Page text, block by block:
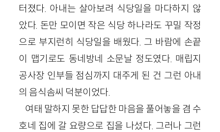
터졌다. 아내는 살아보려 식당일을 마다하지 않
았다. 돈만 모이면 작은 식당 하나라도 꾸밀 작정
으로 부지런히 식당일을 배웠다. 그 바람에 손끝
이 맵기로도 동네방네 소문날 정도였다. 매립지
공사장 인부들 점심까지 대주게 된 건 그런 아내
의 음식솜씨 덕분이었다.
여태 말하지 못한 답답한 마음을 풀어놓을 겸 수
호네 집에 갈 요량으로 집을 나섰다. 그러나 그런